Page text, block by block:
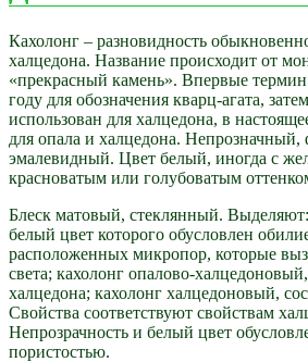
Кахолонг – разновидность
халцедона. Название происходит от
«прекрасный камень». Впервые термин
году для обозначения кварц-агата,
использован для халцедона, в
для опала и халцедона.
эмалевидный. Цвет белый, иногда с
красноватым или голубоватым
Блеск матовый, стеклянный.
белый цвет которого обусловлен
расположенных микропор, которые
света; кахолонг опалово-
халцедона; кахолонг халцедоновый,
Свойства соответствуют свойствам
Непрозрачность и белый цвет
пористостью.